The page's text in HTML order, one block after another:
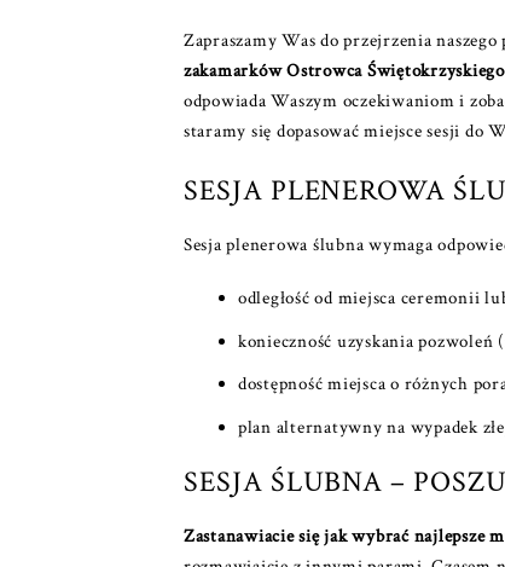
Zapraszamy Was do przejrzenia
zakamarków Ostrowca
odpowiada Waszym oczekiwaniom i
staramy się dopasować miejsce sesji do
SESJA PLENEROWA
Sesja plenerowa ślubna wymaga
odległość od miejsca ceremonii
konieczność uzyskania
dostępność miejsca o różnych
plan alternatywny na wypadek
SESJA ŚLUBNA –
Zastanawiacie się jak wybrać najlepsze